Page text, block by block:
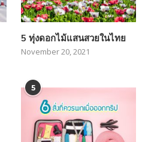
5 ทุ่งดอกไม้แสนสวยในไทย
November 20, 2021
5